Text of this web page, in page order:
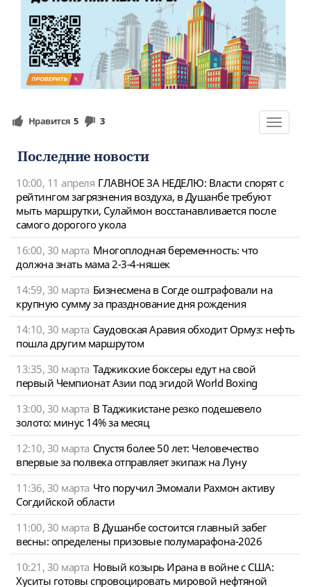
Toggle
Нравится 5 3
Последние новости
10:00, 11 апреля ГЛАВНОЕ ЗА НЕДЕЛЮ: Власти спорят с
рейтингом загрязнения воздуха, в Душанбе требуют
мыть маршрутки, Сулаймон восстанавливается после
самого дорогого укола
16:00, 30 марта Многоплодная беременность: что
должна знать мама 2-3-4-няшек
14:59, 30 марта Бизнесмена в Согде оштрафовали на
крупную сумму за празднование дня рождения
14:10, 30 марта Саудовская Аравия обходит Ормуз: нефть
пошла другим маршрутом
13:35, 30 марта Таджикские боксеры едут на свой
первый Чемпионат Азии под эгидой World Boxing
13:00, 30 марта В Таджикистане резко подешевело
золото: минус 14% за месяц
12:10, 30 марта Спустя более 50 лет: Человечество
впервые за полвека отправляет экипаж на Луну
11:36, 30 марта Что поручил Эмомали Рахмон активу
Согдийской области
11:00, 30 марта В Душанбе состоится главный забег
весны: определены призовые полумарафона-2026
10:21, 30 марта Новый козырь Ирана в войне с США:
Хуситы готовы спровоцировать мировой нефтяной